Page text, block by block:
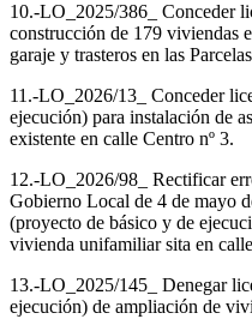
10.-LO_2025/386_ Conceder
construcción de 179 viviendas
garaje y trasteros en las
11.-LO_2026/13_ Conceder
ejecución) para instalación de
existente en calle Centro nº 3.
12.-LO_2026/98_ Rectificar
Gobierno Local de 4 de mayo
(proyecto de básico y de
vivienda unifamiliar sita en
13.-LO_2025/145_ Denegar
ejecución) de ampliación de